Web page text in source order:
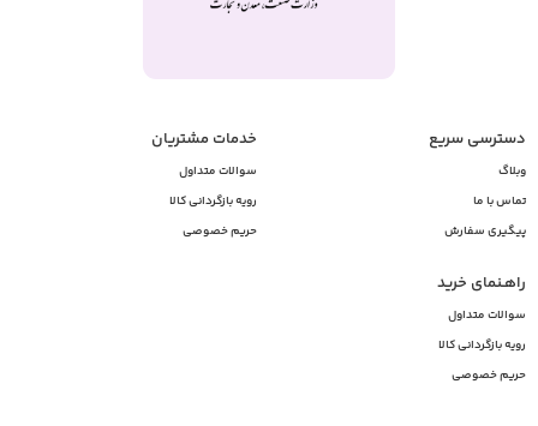
دسترسی سریع
وبلاگ
تماس با ما
پیگیری سفارش
خدمات مشتریان
سوالات متداول
رویه بازگردانی کالا
حریم خصوصی
راهـنمای خرید
سوالات متداول
رویه بازگردانی کالا
حریم خصوصی